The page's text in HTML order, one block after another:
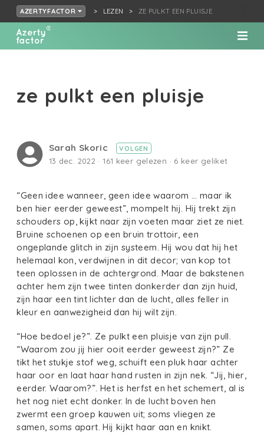
AZERTYFACTOR LEZEN ZE PULKT EEN PLUISJE
ze pulkt een pluisje
Sarah Skoric VOLGEN
13 dec. 2022 · 161 keer gelezen · 6 keer geliket
“Geen idee wanneer, geen idee waarom … maar ik
ben hier eerder geweest”, mompelt hij. Hij trekt zijn
schouders op, kijkt naar zijn voeten maar ziet ze niet.
Bruine schoenen op een bruin trottoir, een
ongeplande glitch in zijn systeem. Hij wou dat hij het
helemaal kon, verdwijnen in dit decor; van kop tot
teen oplossen in de achtergrond. Maar de bakstenen
achter hem zijn twee tinten donkerder dan zijn huid,
zijn haar een tint lichter dan de lucht, alles feller in
kleur en aanwezigheid dan hij wilt zijn.
“Hoe bedoel je?”. Ze pulkt een pluisje van zijn pull.
“Waarom zou jij hier ooit eerder geweest zijn?” Ze
tikt het stukje stof weg, schuift een pluk haar achter
haar oor en laat haar hand rusten in zijn nek. “Jij, hier,
eerder. Waarom?”. Het is herfst en het schemert, al is
het nog niet echt donker. In de lucht boven hen
zwermt een groep kauwen uit; soms vliegen ze
samen, soms apart. Hij kijkt haar aan en knikt.